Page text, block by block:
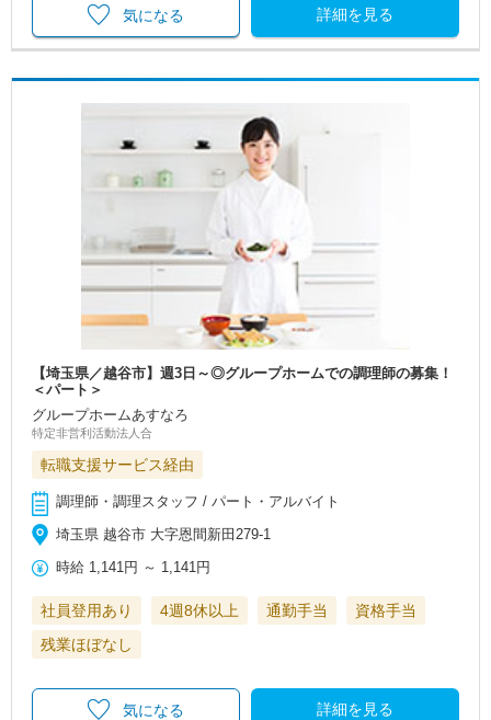
詳細を見る
気になる
【埼玉県／越谷市】週3日～◎グループホームでの調理師の募集！
＜パート＞
グループホームあすなろ
特定非営利活動法人合
転職支援サービス経由
調理師・調理スタッフ / パート・アルバイト
埼玉県 越谷市 大字恩間新田279-1
時給 1,141円 ～ 1,141円
社員登用あり 4週8休以上 通勤手当
資格手当
残業ほぼなし
詳細を見る
気になる